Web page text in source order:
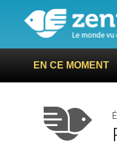
EN CE MOMENT